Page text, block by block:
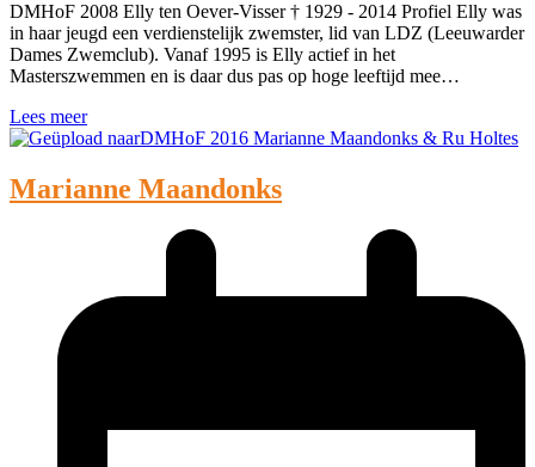
DMHoF 2008 Elly ten Oever-Visser † 1929 - 2014 Profiel Elly was
in haar jeugd een verdienstelijk zwemster, lid van LDZ (Leeuwarder
Dames Zwemclub). Vanaf 1995 is Elly actief in het
Masterszwemmen en is daar dus pas op hoge leeftijd mee…
Lees meer
Marianne Maandonks